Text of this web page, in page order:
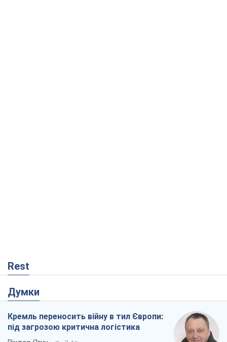
Rest
Думки
Кремль переносить війну в тил Європи:
під загрозою критична логістика